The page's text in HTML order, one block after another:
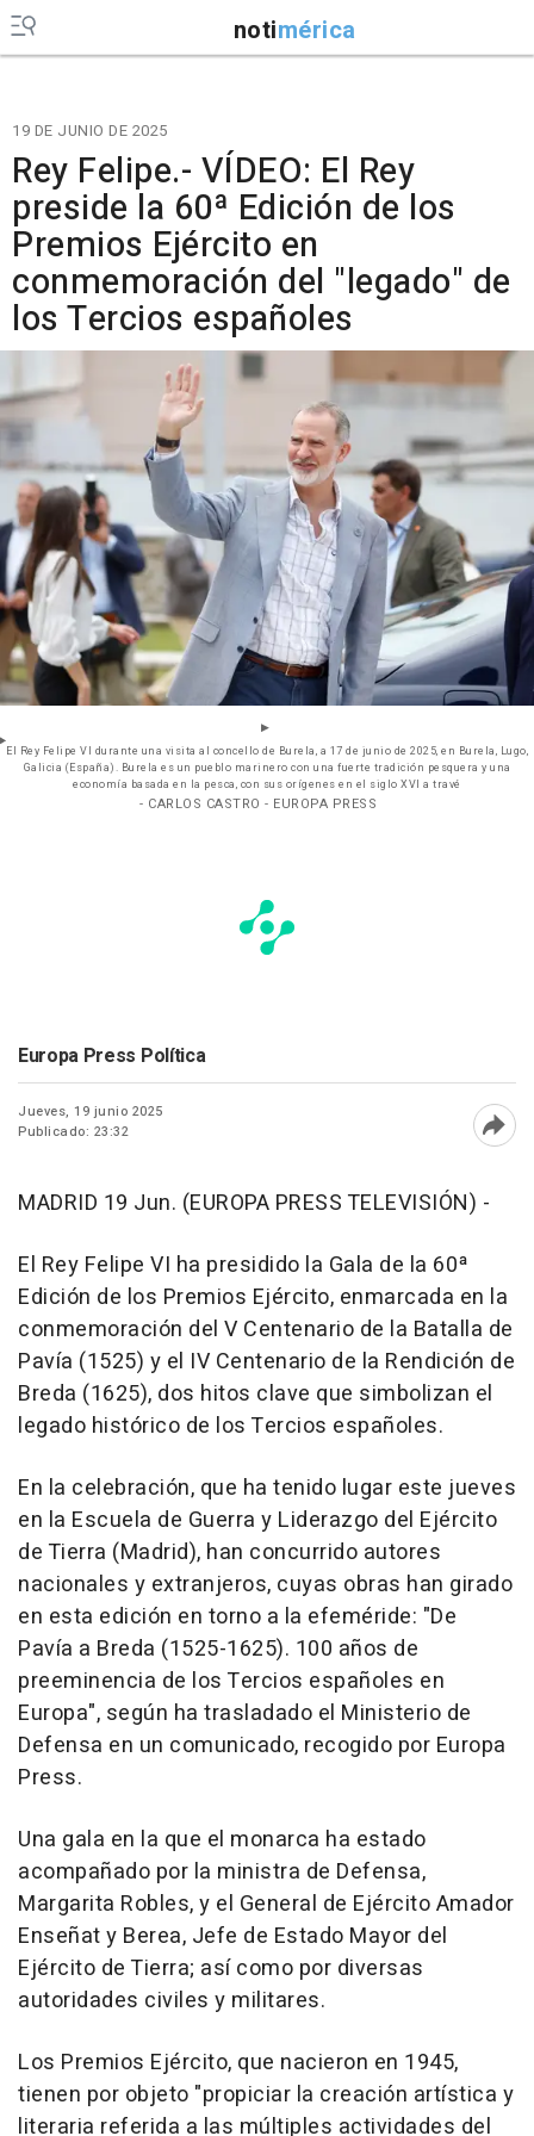
notimérica
19 DE JUNIO DE 2025
Rey Felipe.- VÍDEO: El Rey
preside la 60ª Edición de los
Premios Ejército en
conmemoración del "legado" de
los Tercios españoles
El Rey Felipe VI durante una visita al concello de Burela, a 17 de junio de 2025, en Burela, Lugo,
Galicia (España). Burela es un pueblo marinero con una fuerte tradición pesquera y una
economía basada en la pesca, con sus orígenes en el siglo XVI a travé
- CARLOS CASTRO - EUROPA PRESS
Europa Press Política
Jueves, 19 junio 2025
Publicado: 23:32
MADRID 19 Jun. (EUROPA PRESS TELEVISIÓN) -
El Rey Felipe VI ha presidido la Gala de la 60ª
Edición de los Premios Ejército, enmarcada en la
conmemoración del V Centenario de la Batalla de
Pavía (1525) y el IV Centenario de la Rendición de
Breda (1625), dos hitos clave que simbolizan el
legado histórico de los Tercios españoles.
En la celebración, que ha tenido lugar este jueves
en la Escuela de Guerra y Liderazgo del Ejército
de Tierra (Madrid), han concurrido autores
nacionales y extranjeros, cuyas obras han girado
en esta edición en torno a la efeméride: "De
Pavía a Breda (1525-1625). 100 años de
preeminencia de los Tercios españoles en
Europa", según ha trasladado el Ministerio de
Defensa en un comunicado, recogido por Europa
Press.
Una gala en la que el monarca ha estado
acompañado por la ministra de Defensa,
Margarita Robles, y el General de Ejército Amador
Enseñat y Berea, Jefe de Estado Mayor del
Ejército de Tierra; así como por diversas
autoridades civiles y militares.
Los Premios Ejército, que nacieron en 1945,
tienen por objeto "propiciar la creación artística y
literaria referida a las múltiples actividades del